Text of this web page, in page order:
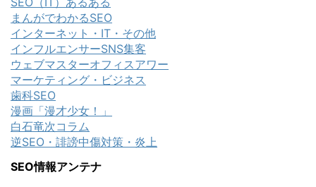
まんがでわかるSEO
インターネット・IT・その他
インフルエンサーSNS集客
ウェブマスターオフィスアワー
マーケティング・ビジネス
歯科SEO
漫画「漫才少女！」
白石竜次コラム
逆SEO・誹謗中傷対策・炎上
SEO情報アンテナ